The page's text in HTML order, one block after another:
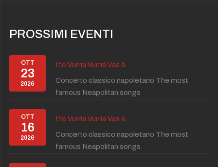
PROSSIMI EVENTI
OTT
23
2026
I'te Vurria Vurria Vas à
Concerto classico napoletano The most
famous Neapolitan songs
OTT
16
2026
I'te Vurria Vurria Vas à
Concerto classico napoletano The most
famous Neapolitan songs